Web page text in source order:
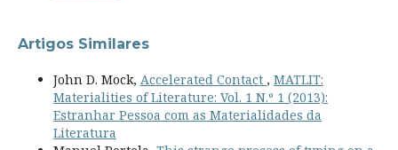
Artigos Similares
John D. Mock, Accelerated Contact , MATLIT:
Materialities of Literature: Vol. 1 N.º 1 (2013):
Estranhar Pessoa com as Materialidades da
Literatura